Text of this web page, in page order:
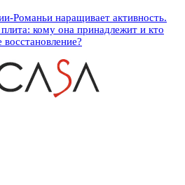
Романьи наращивает активность.
кому она принадлежит и кто
восстановление?